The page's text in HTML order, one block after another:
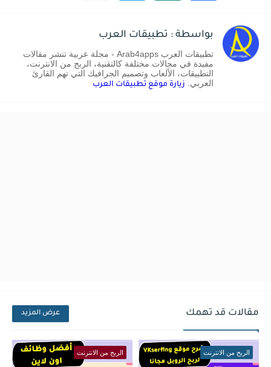
بواسطة : تطبيقات العرب
تطبيقات العرب Arab4apps - مجلة عربية تنشر مقالات
مفيدة في مجالات مختلفة كالتقنية، الربح من الانترنت،
التطبيقات، الألعاب وتصميم الجرافيك التي تهم القارئ
العربي.
زيارة موقع تطبيقات العرب
مقالات قد تهمك عرض المزيد
الربح من الانترنت الربح من الانترنت